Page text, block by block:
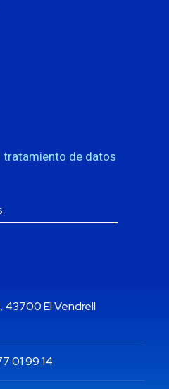
tratamiento de datos
43700 El Vendrell
01 99 14